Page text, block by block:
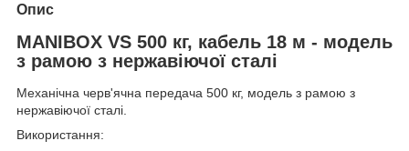
Опис
MANIBOX VS 500 кг, кабель 18 м - модель
з рамою з нержавіючої сталі
Механічна черв'ячна передача 500 кг, модель з рамою з
нержавіючої сталі.
Використання: